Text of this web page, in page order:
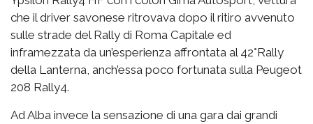
che il driver savonese ritrovava dopo il ritiro avvenuto
sulle strade del Rally di Roma Capitale ed
inframezzata da un’esperienza affrontata al 42°Rally
della Lanterna, anch’essa poco fortunata sulla Peugeot
208 Rally4.
Ad Alba invece la sensazione di una gara dai grandi